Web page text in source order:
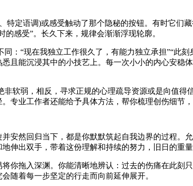
定语调)或感受触动了那个隐秘的按钮。有时它们
感受”。长久下来，规律会渐渐浮现轮廓。
“现在我独立工作很久了，有能力独立承担”“此
能沉浸其中的小技艺上。每一次小小的内心安稳
软弱，相反，寻求正规的心理疏导资源或是向值得
专业工作者还能给予具体方法，帮你梳理创伤细节
然回归当下，都是你默默筑起自我边界的过程。
伸出双手，带着这份理解和持续的努力，旧日的重
拖入深渊。你能清晰地辨认：过去的伤痛在此刻
随着每一步坚定的行走而向前延伸展开。